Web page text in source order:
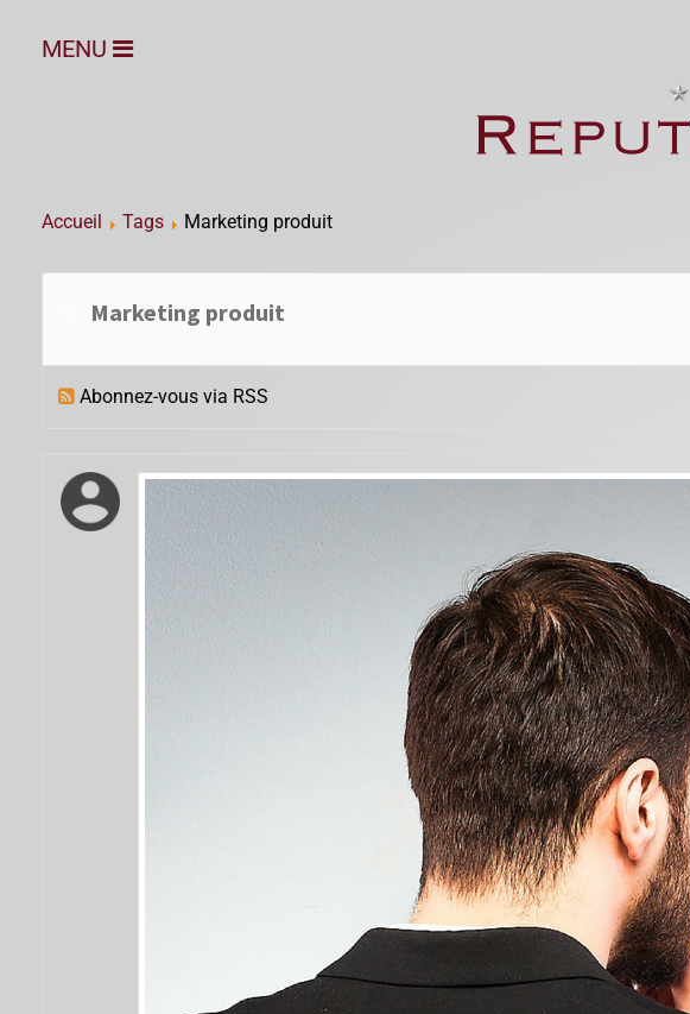
MENU
Accueil Tags Marketing produit
Marketing produit
Abonnez-vous via RSS